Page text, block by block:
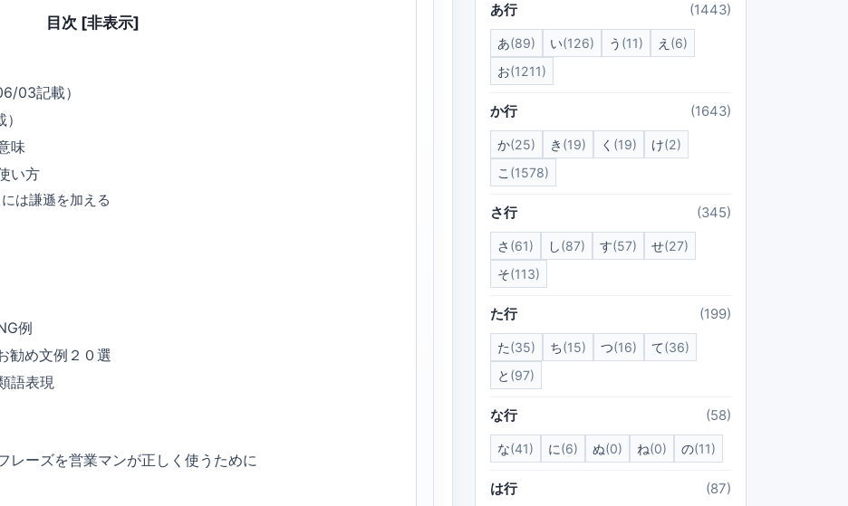
目次 [非表示]
03記載）
味
い方
は謙遜を加える
例
勧め文例２０選
語表現
レーズを営業マンが正しく使うために
あ行 (1443)
あ(89) い(126) う (11) え (6)
お(1211)
か行 (1643)
か(25) き (19) く (19) け(2)
こ (1578)
さ行 (345)
さ (61) し(87) す(57) せ(27)
そ(113)
た行 (199)
た(35) ち(15) つ(16) て(36)
と (97)
な行 (58)
な(41) に(6) ぬ(0) ね(0) の(11)
は行 (87)